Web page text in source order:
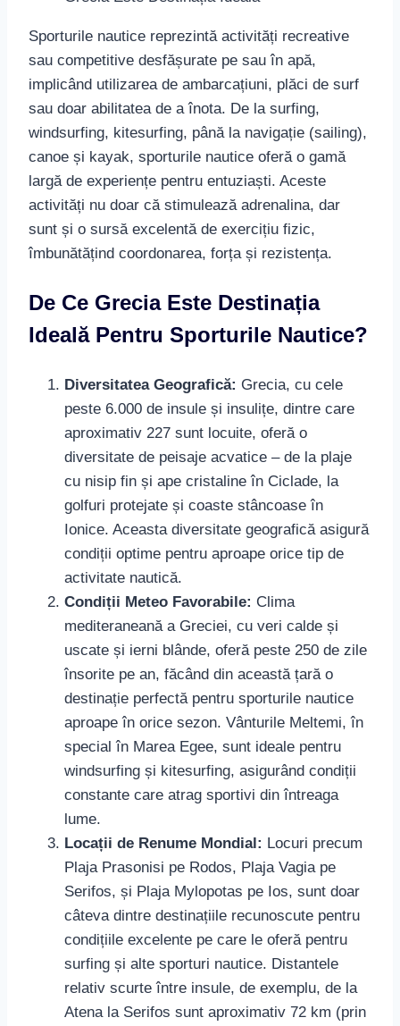
Sporturile nautice reprezintă activități recreative
sau competitive desfășurate pe sau în apă,
implicând utilizarea de ambarcațiuni, plăci de surf
sau doar abilitatea de a înota. De la surfing,
windsurfing, kitesurfing, până la navigație (sailing),
canoe și kayak, sporturile nautice oferă o gamă
largă de experiențe pentru entuziaști. Aceste
activități nu doar că stimulează adrenalina, dar
sunt și o sursă excelentă de exercițiu fizic,
îmbunătățind coordonarea, forța și rezistența.
De Ce Grecia Este Destinația
Ideală Pentru Sporturile Nautice?
Diversitatea Geografică: Grecia, cu cele
peste 6.000 de insule și insulițe, dintre care
aproximativ 227 sunt locuite, oferă o
diversitate de peisaje acvatice – de la plaje
cu nisip fin și ape cristaline în Ciclade, la
golfuri protejate și coaste stâncoase în
Ionice. Aceasta diversitate geografică asigură
condiții optime pentru aproape orice tip de
activitate nautică.
Condiții Meteo Favorabile: Clima
mediteraneană a Greciei, cu veri calde și
uscate și ierni blânde, oferă peste 250 de zile
însorite pe an, făcând din această țară o
destinație perfectă pentru sporturile nautice
aproape în orice sezon. Vânturile Meltemi, în
special în Marea Egee, sunt ideale pentru
windsurfing și kitesurfing, asigurând condiții
constante care atrag sportivi din întreaga
lume.
Locații de Renume Mondial: Locuri precum
Plaja Prasonisi pe Rodos, Plaja Vagia pe
Serifos, și Plaja Mylopotas pe Ios, sunt doar
câteva dintre destinațiile recunoscute pentru
condițiile excelente pe care le oferă pentru
surfing și alte sporturi nautice. Distantele
relativ scurte între insule, de exemplu, de la
Atena la Serifos sunt aproximativ 72 km (prin